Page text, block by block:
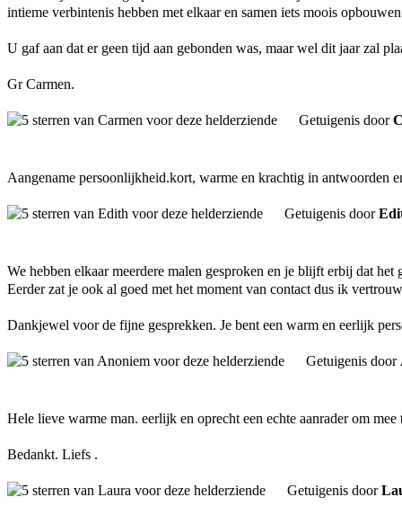
intieme verbintenis hebben met elkaar en samen iets moois
U gaf aan dat er geen tijd aan gebonden was, maar wel dit jaar zal
Gr Carmen.
Getuigenis door
Aangename persoonlijkheid.kort, warme en krachtig in antwoorden
Getuigenis door
We hebben elkaar meerdere malen gesproken en je blijft erbij dat
Eerder zat je ook al goed met het moment van contact dus ik
Dankjewel voor de fijne gesprekken. Je bent een warm en eerlijk
Getuigenis door
Hele lieve warme man. eerlijk en oprecht een echte aanrader om mee
Bedankt. Liefs .
Getuigenis door